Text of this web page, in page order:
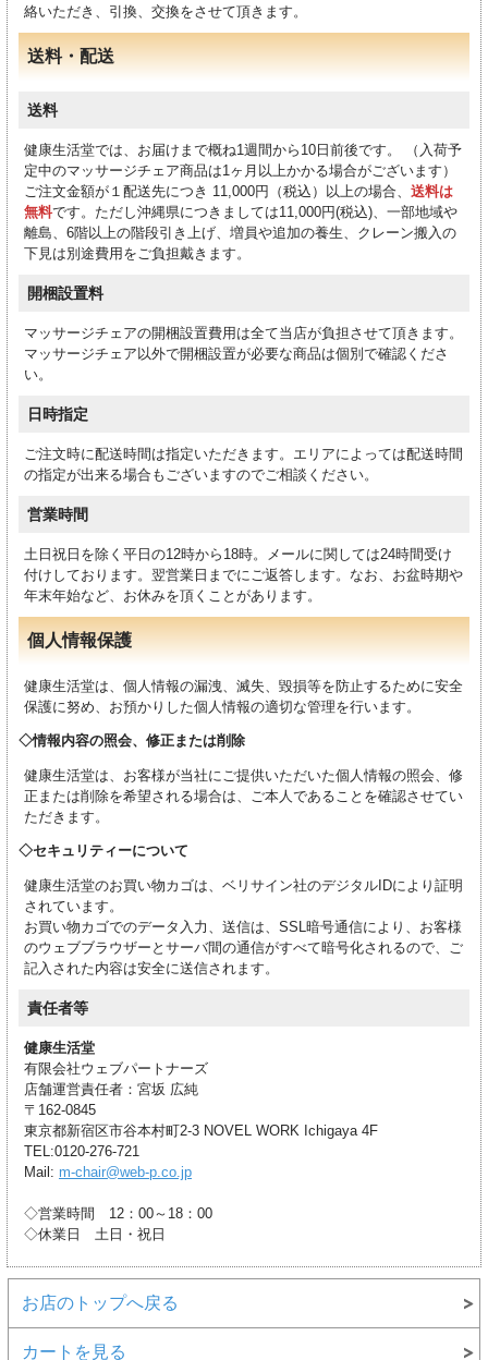
絡いただき、引換、交換をさせて頂きます。
送料・配送
送料
健康生活堂では、お届けまで概ね1週間から10日前後です。 （入荷予
定中のマッサージチェア商品は1ヶ月以上かかる場合がございます）
ご注文金額が１配送先につき 11,000円（税込）以上の場合、 送料は
無料です。ただし沖縄県につきましては11,000円(税込)、一部地域や
離島、6階以上の階段引き上げ、増員や追加の養生、クレーン搬入の
下見は別途費用をご負担戴きます。
開梱設置料
マッサージチェアの開梱設置費用は全て当店が負担させて頂きます。
マッサージチェア以外で開梱設置が必要な商品は個別で確認くださ
い。
日時指定
ご注文時に配送時間は指定いただきます。エリアによっては配送時間
の指定が出来る場合もございますのでご相談ください。
営業時間
土日祝日を除く平日の12時から18時。メールに関しては24時間受け
付けしております。翌営業日までにご返答します。なお、お盆時期や
年末年始など、お休みを頂くことがあります。
個人情報保護
健康生活堂は、個人情報の漏洩、滅失、毀損等を防止するために安全
保護に努め、お預かりした個人情報の適切な管理を行います。
情報内容の照会、修正または削除
健康生活堂は、お客様が当社にご提供いただいた個人情報の照会、修
正または削除を希望される場合は、ご本人であることを確認させてい
ただきます。
セキュリティーについて
健康生活堂のお買い物カゴは、ベリサイン社のデジタルIDにより証明
されています。
お買い物カゴでのデータ入力、送信は、SSL暗号通信により、お客様
のウェブブラウザーとサーバ間の通信がすべて暗号化されるので、ご
記入された内容は安全に送信されます。
責任者等
健康生活堂
有限会社ウェブパートナーズ
店舗運営責任者：宮坂 広純
〒162-0845
東京都新宿区市谷本村町2-3 NOVEL WORK Ichigaya 4F
TEL:0120-276-721
Mail: m-chair@web-p.co.jp
◇営業時間 12：00～18：00
◇休業日 土日・祝日
お店のトップへ戻る
カートを見る